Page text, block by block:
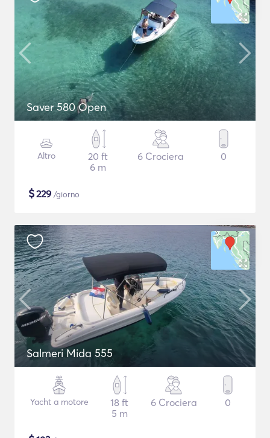
Saver 580 Open
Altro
20 ft
6 m
6 Crociera 0
$229 /giorno
Salmeri Mida 555
Yacht a motore
18 ft
5 m
6 Crociera 0